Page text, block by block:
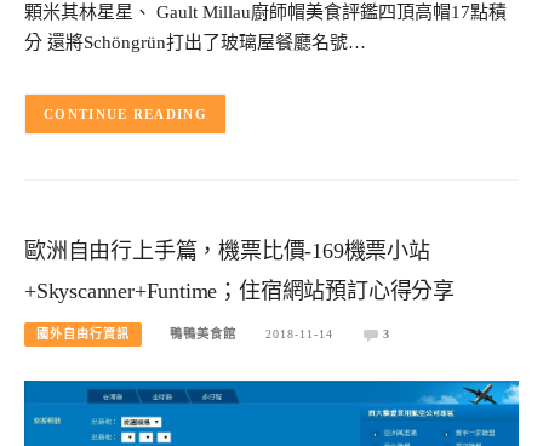
顆米其林星星、 Gault Millau廚師帽美食評鑑四頂高帽17點積
分 還將Schöngrün打出了玻璃屋餐廳名號…
CONTINUE READING
歐洲自由行上手篇，機票比價-169機票小站
+Skyscanner+Funtime；住宿網站預訂心得分享
國外自由行資訊 鴨鴨美食館 2018-11-14 3